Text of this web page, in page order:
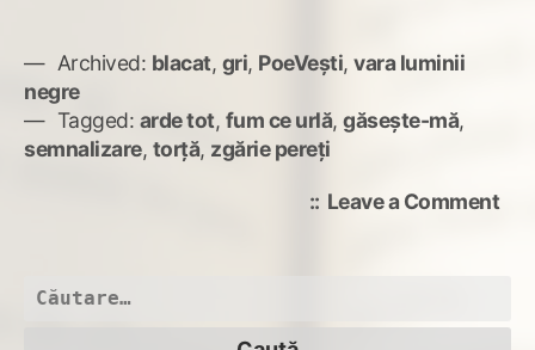
Archived: blacat, gri, PoeVești, vara luminii
negre
Tagged: arde tot, fum ce urlă, găsește-mă,
semnalizare, torță, zgărie pereți
Leave a Commenton
Caută